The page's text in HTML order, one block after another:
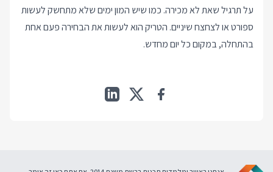
על תרגיל שאת לא מכירה. כמו שיש המון ימים שלא מתחשק לעשות
ספורט או לצחצח שיניים. הטריק הוא לעשות את הבחירה פעם אחת
בהתחלה, במקום כל יום מחדש.